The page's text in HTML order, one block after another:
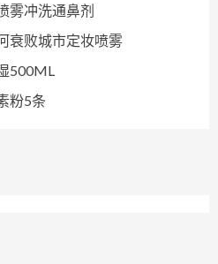
雾冲洗通鼻剂
衰败城市定妆喷雾
500ML
粉5条